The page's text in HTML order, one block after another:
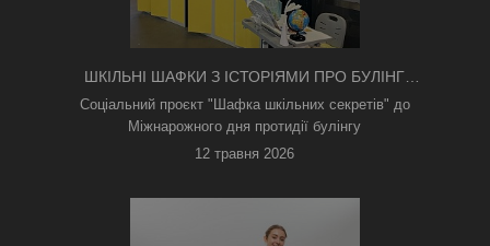
ШКІЛЬНІ ШАФКИ З ІСТОРІЯМИ ПРО БУЛІНГ
З'ЯВИЛИСЯ В КИЄВІ
Соціальний проєкт "Шафка шкільних секретів" до
Міжнарожного дня протидії булінгу
12 травня 2026